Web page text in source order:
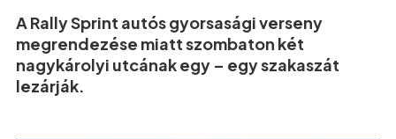
A Rally Sprint autós gyorsasági verseny
megrendezése miatt szombaton két
nagykárolyi utcának egy – egy szakaszát
lezárják.